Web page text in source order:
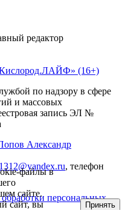
редактор
(16+)
по надзору в сфере
и массовых
запись ЭЛ №
Александр
, телефон
персональных
файлы в
сайте.
сайт, вы
Принять